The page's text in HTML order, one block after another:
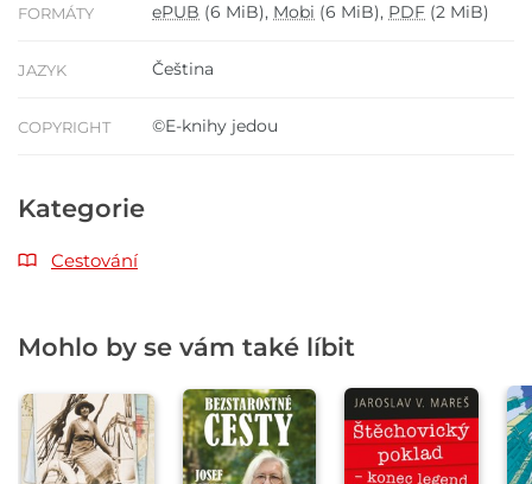
FORMÁTY ePUB (6 MiB), Mobi (6 MiB), PDF (2 MiB)
JAZYK Čeština
COPYRIGHT ©E-knihy jedou
Kategorie
Cestování
Mohlo by se vám také líbit